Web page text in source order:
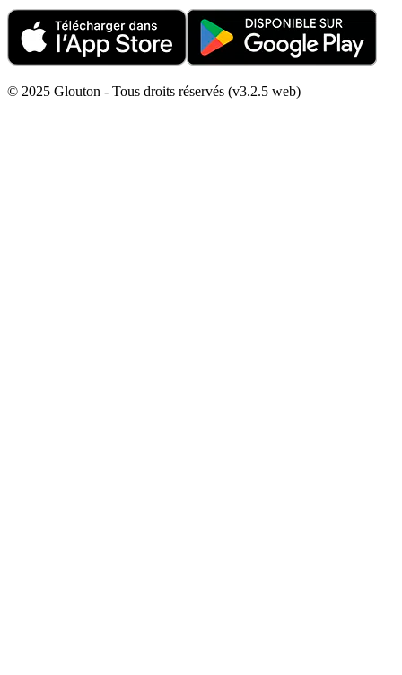
© 2025 Glouton - Tous droits réservés (v3.2.5 web)